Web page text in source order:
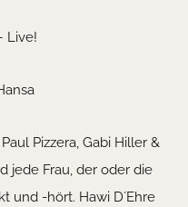
Live!
Pizzera, Gabi Hiller &
jede Frau, der oder die
und -hört. Hawi D´Ehre